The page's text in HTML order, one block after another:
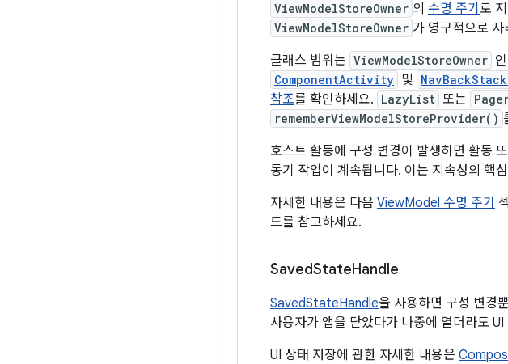
ViewModelStoreOwner 의 수명 주기 로
ViewModelStoreOwner 가 영구적으로
클래스 범위는 ViewModelStoreOwner
ComponentActivity 및
참조를 확인하세요. LazyList 또는
rememberViewModelStoreProvider()
호스트 활동에 구성 변경이 발생하면 활동
동기 작업이 계속됩니다. 이는 지속성의 핵
자세한 내용은 다음 ViewModel 수명 주기
드를 참고하세요.
SavedStateHandle
SavedStateHandle을 사용하면 구성 변경
사용자가 앱을 닫았다가 나중에 열더라도
UI 상태 저장에 관한 자세한 내용은